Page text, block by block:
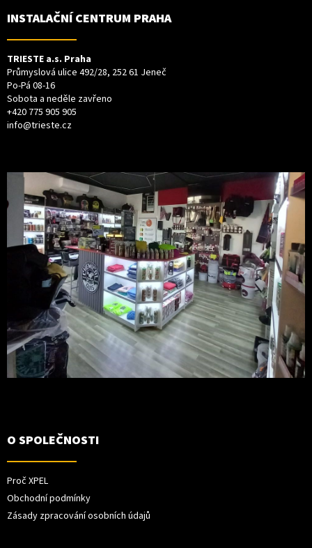
INSTALAČNÍ CENTRUM PRAHA
TRIESTE a.s. Praha
Průmyslová ulice 492/28, 252 61 Jeneč
Po-Pá 08-16
Sobota a neděle zavřeno
+420 775 905 905
info@trieste.cz
O SPOLEČNOSTI
Proč XPEL
Obchodní podmínky
Zásady zpracování osobních údajů